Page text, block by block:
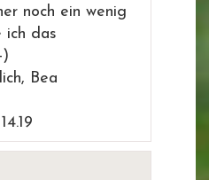
noch ein wenig
ich das
)
Bea